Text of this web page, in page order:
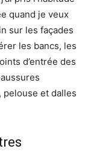
quand je veux
sur les façades
les bancs, les
d’entrée des
pelouse et dalles